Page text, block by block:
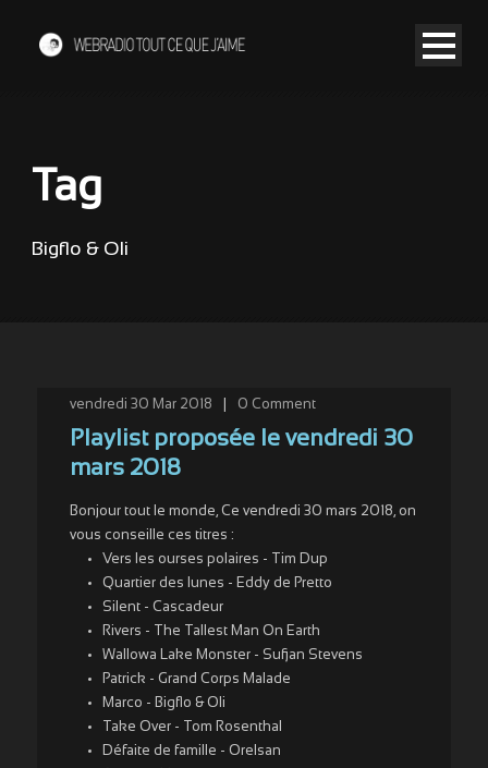
Tag
Bigflo & Oli
vendredi 30 Mar 2018 0 Comment
Playlist proposée le vendredi 30
mars 2018
Bonjour tout le monde, Ce vendredi 30 mars 2018, on
vous conseille ces titres :
Vers les ourses polaires - Tim Dup
Quartier des lunes - Eddy de Pretto
Silent - Cascadeur
Rivers - The Tallest Man On Earth
Wallowa Lake Monster - Sufjan Stevens
Patrick - Grand Corps Malade
Marco - Bigflo & Oli
Take Over - Tom Rosenthal
Défaite de famille - Orelsan